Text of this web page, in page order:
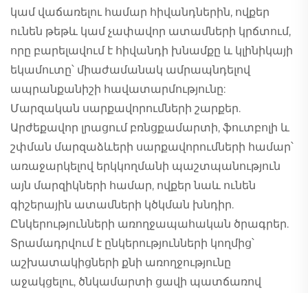
կամ վաճառելու համար հիվանդներին, ովքեր
ունեն թեթև կամ չափավոր ատամների կրճտում,
որը բարելավում է հիվանդի խնամքը և կլինիկայի
եկամուտը՝ միաժամանակ ամրապնդելով
ապրանքանիշի հավատարմությունը:
Մարզական սարքավորումների շարքեր.
Արժեքավոր լրացում բռնցքամարտի, ֆուտբոլի և
շփման մարզաձևերի սարքավորումների համար՝
առաջարկելով երկկողմանի պաշտպանություն
այն մարզիկների համար, ովքեր նաև ունեն
գիշերային ատամների կծկման խնդիր.
Ընկերությունների առողջապահական ծրագրեր.
Տրամադրվում է ընկերությունների կողմից՝
աշխատակիցների քնի առողջությունը
աջակցելու, ծնկամարտի ցավի պատճառով